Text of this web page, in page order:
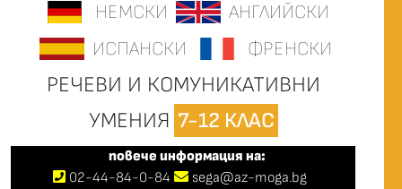
НЕМСКИ
АНГЛИЙСКИ
ИСПАНСКИ
ФРЕНСКИ
РЕЧЕВИ И КОМУНИКАТИВНИ
УМЕНИЯ 7-12 КЛАС
повече информация на:
02-44-84-0-84
sega@az-moga.bg